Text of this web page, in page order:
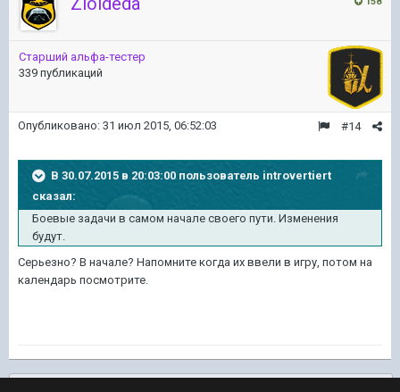
Старший альфа-тестер
339 публикаций
#14
Опубликовано: 31 июл 2015, 06:52:03
В 30.07.2015 в 20:03:00 пользователь introvertiert
сказал:
Боевые задачи в самом начале своего пути. Изменения
будут.
Серьезно? В начале? Напомните когда их ввели в игру, потом на
календарь посмотрите.